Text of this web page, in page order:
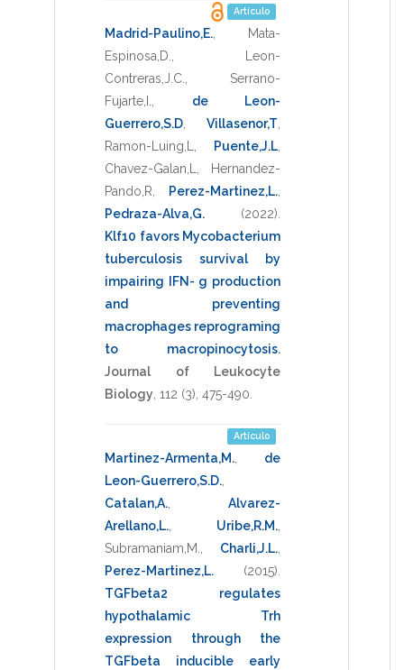
Artículo
Madrid-Paulino,E.
Mata-
Espinosa,D.
Leon-
Contreras,J.C.
Serrano-
Fujarte,I.
de Leon-
Guerrero,S.D
Villasenor,T
Ramon-Luing,L
Puente,J.L
Chavez-Galan,L
Hernandez-
Pando,R
Perez-Martinez,L.
Pedraza-Alva,G.
(2022)
Klf10 favors Mycobacterium
tuberculosis survival by
impairing IFN- g production
and preventing
macrophages reprograming
to macropinocytosis.
Journal of Leukocyte
Biology 112 (3), 475-490
Artículo
Martinez-Armenta,M.
de
Leon-Guerrero,S.D.
Catalan,A.
Alvarez-
Arellano,L.
Uribe,R.M.
Subramaniam,M.
Charli,J.L.
Perez-Martinez,L.
(2015)
TGFbeta2 regulates
hypothalamic Trh
expression through the
TGFbeta inducible early